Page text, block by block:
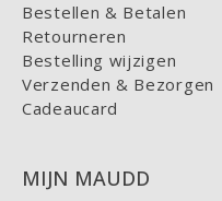
Bestellen & Betalen
Retourneren
Bestelling wijzigen
Verzenden & Bezorgen
Cadeaucard
MIJN MAUDD